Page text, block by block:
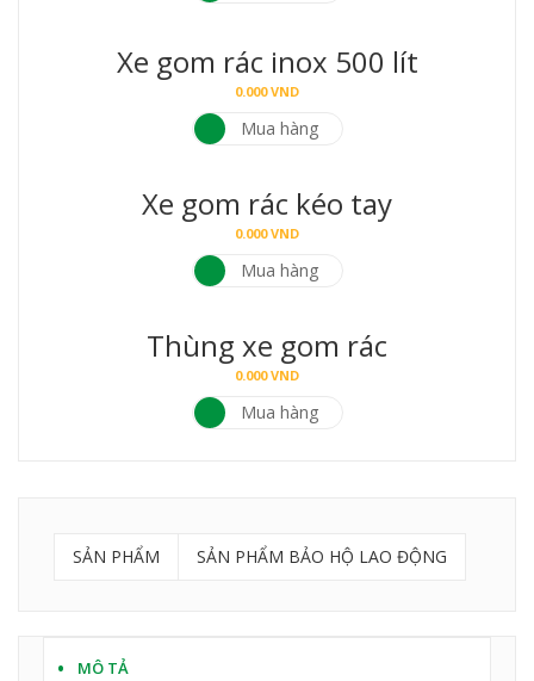
Xe gom rác inox 500 lít
0.000VND
Mua hàng
Xe gom rác kéo tay
0.000VND
Mua hàng
Thùng xe gom rác
0.000VND
Mua hàng
SẢN PHẨM SẢN PHẨM BẢO HỘ LAO ĐỘNG
MÔ TẢ